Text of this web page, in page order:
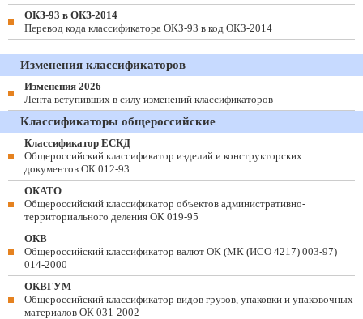
ОКЗ-93 в ОКЗ-2014
Перевод кода классификатора ОКЗ-93 в код ОКЗ-2014
Изменения классификаторов
Изменения 2026
Лента вступивших в силу изменений классификаторов
Классификаторы общероссийские
Классификатор ЕСКД
Общероссийский классификатор изделий и конструкторских
документов ОК 012-93
ОКАТО
Общероссийский классификатор объектов административно-
территориального деления ОК 019-95
ОКВ
Общероссийский классификатор валют ОК (МК (ИСО 4217) 003-97)
014-2000
ОКВГУМ
Общероссийский классификатор видов грузов, упаковки и упаковочных
материалов ОК 031-2002